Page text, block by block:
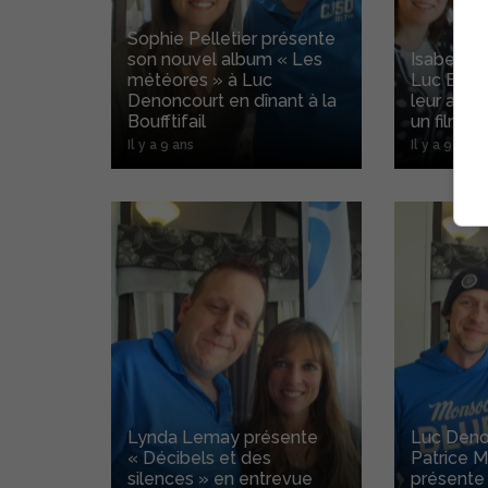
Sophie Pelletier présente
son nouvel album « Les
météores » à Luc
Denoncourt en dînant à la
Boufftifail
Il y a 9 ans
Isabelle
Luc
leur
un film »
Il y a 9 ans
Lynda Lemay présente
« Décibels et des
silences » en entrevue
Luc
Patrice
présente